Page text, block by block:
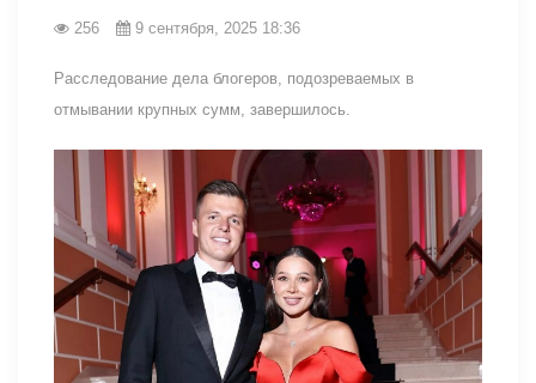
256 9 сентября, 2025 18:36
Расследование дела блогеров, подозреваемых в
отмывании крупных сумм, завершилось.